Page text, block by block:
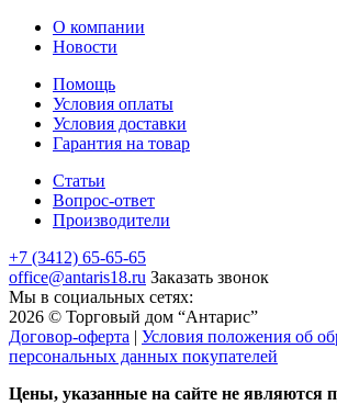
О компании
Новости
Помощь
Условия оплаты
Условия доставки
Гарантия на товар
Статьи
Вопрос-ответ
Производители
+7 (3412) 65-65-65
office@antaris18.ru Заказать звонок
Мы в социальных сетях:
2026 © Торговый дом “Антарис”
Договор-оферта | Условия положения об
персональных данных покупателей
Цены, указанные на сайте не являются